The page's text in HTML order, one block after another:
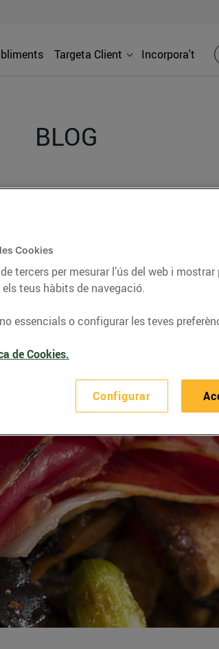
Targeta Client Incorpora't
BLOG
informació d’actualitat
SALUDABLES ENERGIA
Cookies
tercers per mesurar l’ús del web i
teus hàbits de navegació.
essencials o configurar les teves
de Cookies.
Configurar